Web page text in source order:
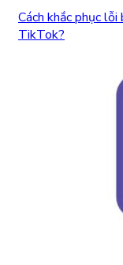
Cách khắc phục
TikTok?